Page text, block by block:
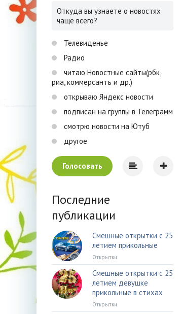
Откуда вы узнаете о новостях
чаще всего?
Телевиденье
Радио
читаю Новостные сайты(рбк,
риа, коммерсантъ и др.)
открываю Яндекс новости
подписан на группы в Телеграмм
смотрю новости на Ютуб
другое
Голосовать
Последние
публикации
Смешные открытки с 25
летием прикольные
Открытки
Смешные открытки с 25
летием девушке
прикольные в стихах
Открытки